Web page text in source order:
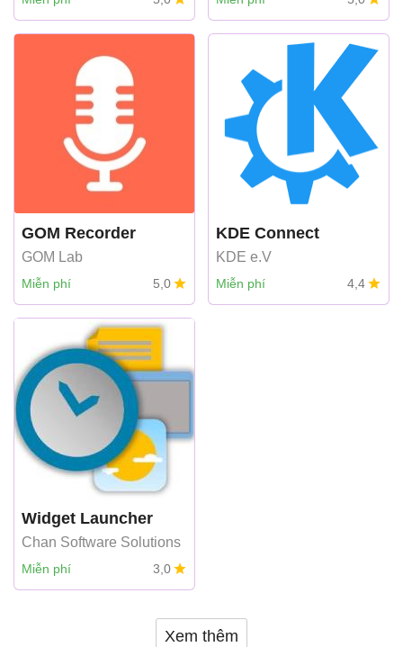
GOM Recorder
GOM Lab
Miễn phí 5,0
KDE Connect
KDE e.V
Miễn phí 4,4
Widget Launcher
Chan Software Solutions
Miễn phí 3,0
Xem thêm